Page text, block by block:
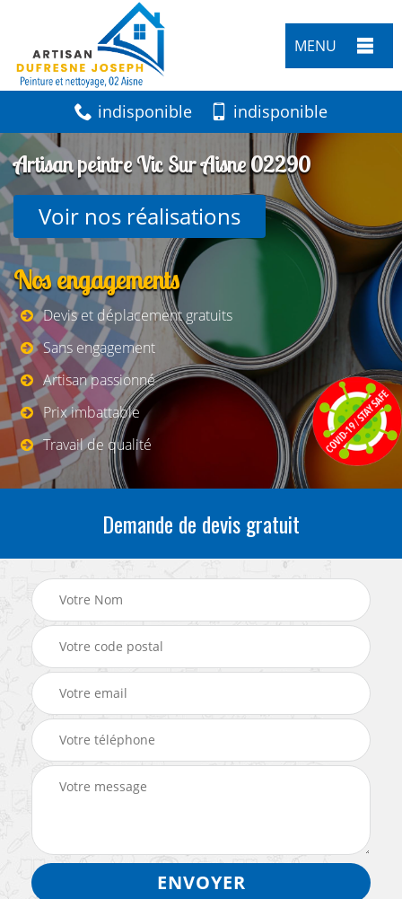
MENU
indisponible indisponible
Artisan peintre Vic Sur Aisne 02290
Voir nos réalisations
Nos engagements
Devis et déplacement gratuits
Sans engagement
Artisan passionné
Prix imbattable
Travail de qualité
Demande de devis gratuit